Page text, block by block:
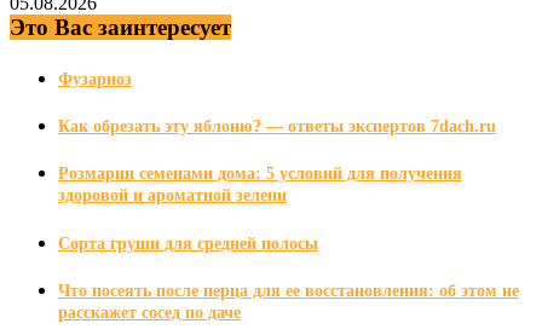
Это Вас заинтересует
Фузариоз
Как обрезать эту яблоню? — ответы экспертов 7dach.ru
Розмарин семенами дома: 5 условий для получения
здоровой и ароматной зелени
Сорта груши для средней полосы
Что посеять после перца для ее восстановления: об этом не
расскажет сосед по даче